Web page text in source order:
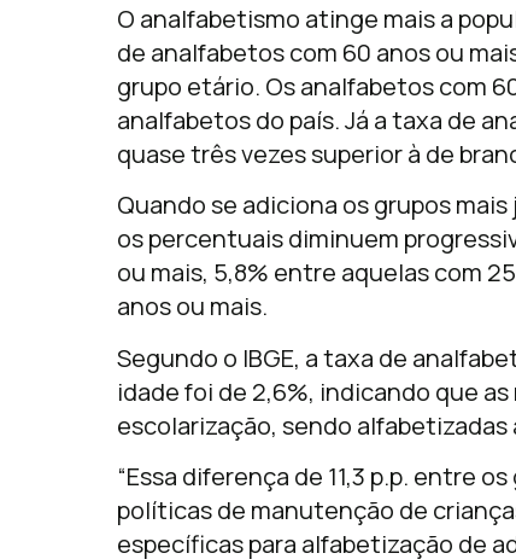
O analfabetismo atinge mais a
de analfabetos com 60 anos ou
grupo etário. Os analfabetos com
analfabetos do país. Já a taxa de
quase três vezes superior à de
Quando se adiciona os grupos
os percentuais diminuem
ou mais, 5,8% entre aquelas com
anos ou mais.
Segundo o IBGE, a taxa de
idade foi de 2,6%, indicando que
escolarização, sendo alfabetizadas
“Essa diferença de 11,3 p.p. entre
políticas de manutenção de
específicas para alfabetização de